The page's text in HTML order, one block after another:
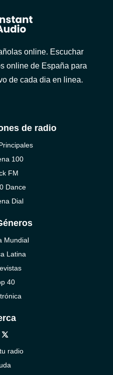
online. Escuchar
online de España para
de cada dia en linea.
de radio
100
FM
Dance
Dial
Mundial
Latina
40
radio